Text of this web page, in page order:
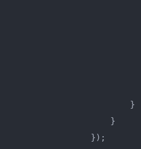
                        }
                    }
                });